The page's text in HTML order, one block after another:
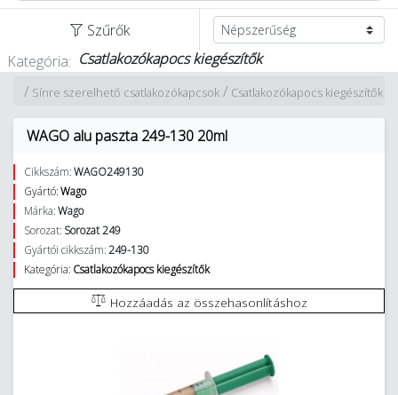
Szűrők
Kategória: Csatlakozókapocs kiegészítők
Csatlakozókapocs kiegészítők
/
Sínre szerelhető csatlakozókapcsok
/
WAGO alu paszta 249-130 20ml
Cikkszám:WAGO249130
Gyártó:Wago
Márka:Wago
Sorozat: Sorozat 249
Gyártói cikkszám:249-130
Kategória: Csatlakozókapocs kiegészítők
Hozzáadás az összehasonlításhoz